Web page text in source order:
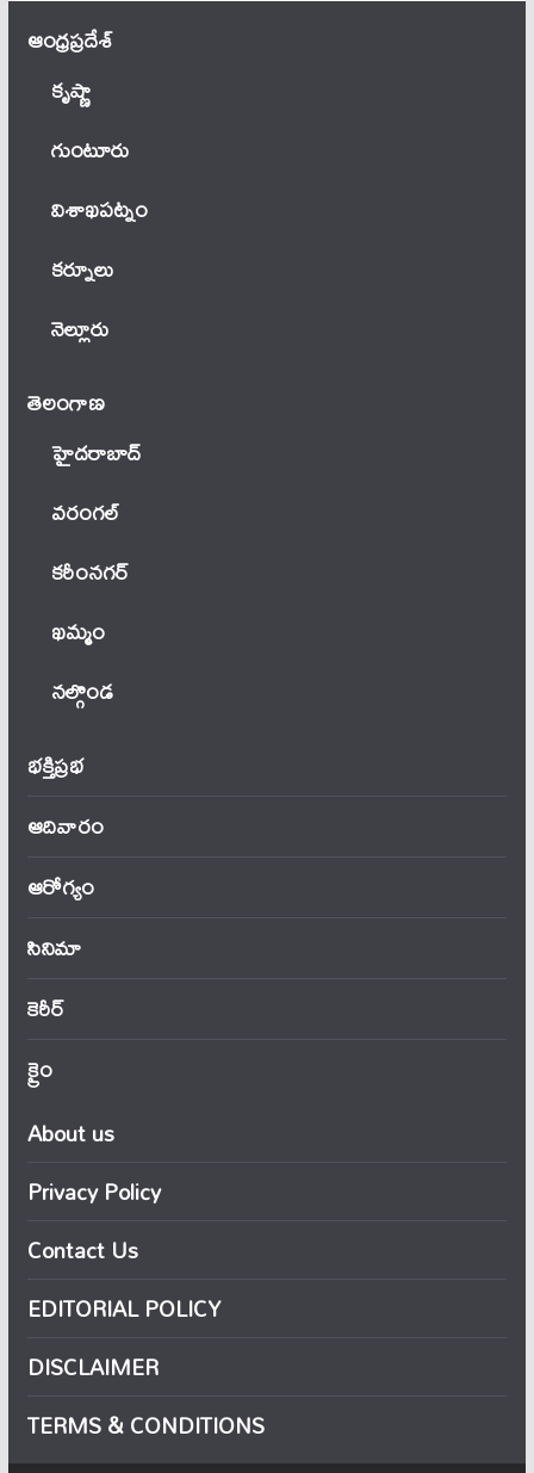
ఆంధ్ర‌ప్ర‌దేశ్
కృష్ణా
గుంటూరు
విశాఖపట్నం
కర్నూలు
నెల్లూరు
తెలంగాణ‌
హైదరాబాద్
వ‌రంగ‌ల్
కరీంనగర్
ఖ‌మ్మం
నల్గొండ
భక్తిప్రభ
ఆదివారం
ఆరోగ్యం
సినిమా
కెరీర్
క్రైం
About us
Privacy Policy
Contact Us
EDITORIAL POLICY
DISCLAIMER
TERMS & CONDITIONS